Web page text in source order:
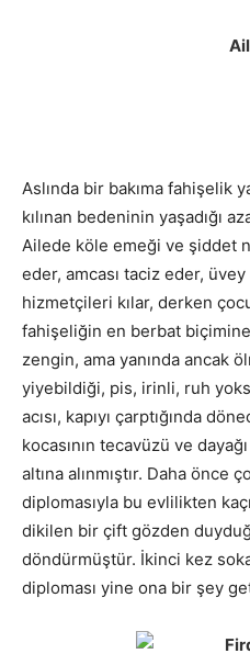
Ailenin
Aslında bir bakıma fahişelik
kılınan bedeninin yaşadığı
Ailede köle emeği ve şiddet
eder, amcası taciz eder,
hizmetçileri kılar, derken
fahişeliğin en berbat biçimine
zengin, ama yanında ancak
yiyebildiği, pis, irinli, ruh
acısı, kapıyı çarptığında
kocasının tecavüzü ve
altına alınmıştır. Daha
diplomasıyla bu evlilikten
dikilen bir çift gözden
döndürmüştür. İkinci kez
diploması yine ona bir şey